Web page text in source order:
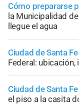
Cómo prepararse
la Municipalidad
llegue el agua
Ciudad de Santa Fe
Federal:
Ciudad de Santa Fe
el piso a la casita